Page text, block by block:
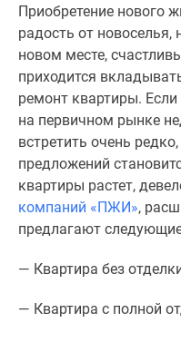
Специальные
предложения
Коммерческие
помещения
Продавцы
застройщики
Панорамы
новостроек
Видеообзор
новостроек
Экспертиза
новостроек
Экология
Приобретение нового
радость от новоселья,
новом месте,
приходится
ремонт квартиры.
на первичном рынке
встретить очень
предложений
квартиры растет,
компаний «ПЖИ»,
предлагают
— Квартира без
— Квартира с полной